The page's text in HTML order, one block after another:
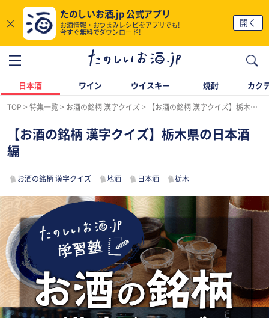
×
たのしいお酒.jp 公式アプリ
お酒情報・おつまみレシピをアプリでも!
今すぐ無料でダウンロード!
開く
日本酒 ワイン ウイスキー 焼酎 カク
TOP 特集一覧 お酒の銘柄 漢字クイズ 【お酒の銘柄 漢字クイズ】栃木県の日本酒編
【お酒の銘柄 漢字クイズ】栃木県の日本酒
編
お酒の銘柄 漢字クイズ 地酒 日本酒 栃木